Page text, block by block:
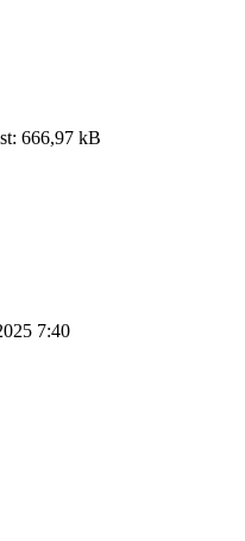
666,97 kB
7:40